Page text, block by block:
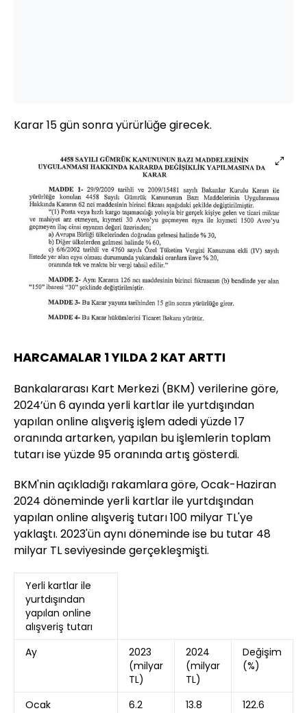
Karar 15 gün sonra yürürlüğe girecek.
HARCAMALAR 1 YILDA 2 KAT ARTTI
Bankalararası Kart Merkezi (BKM) verilerine göre,
2024’ün 6 ayında yerli kartlar ile yurtdışından
yapılan online alışveriş işlem adedi yüzde 17
oranında artarken, yapılan bu işlemlerin toplam
tutarı ise yüzde 95 oranında artış gösterdi.
BKM'nin açıkladığı rakamlara göre, Ocak-Haziran
2024 döneminde yerli kartlar ile yurtdışından
yapılan online alışveriş tutarı 100 milyar TL'ye
yaklaştı. 2023'ün aynı döneminde ise bu tutar 48
milyar TL seviyesinde gerçekleşmişti.
Yerli kartlar ile
yurtdışından
yapılan online
alışveriş tutarı
Ay
2023
(milyar
TL)
2024
(milyar
TL)
Değişim
(%)
Ocak 6.2 13.8
122.6